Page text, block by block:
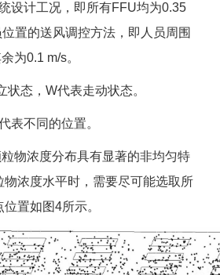
计工况，即所有FFU均为0.35
置的送风调控方法，即人员周围
为0.1 m/s。
，W代表走动状态。
同的位置。
浓度分布具有显著的非均匀特
物浓度水平时，需要尽可能选取所
置如图4所示。